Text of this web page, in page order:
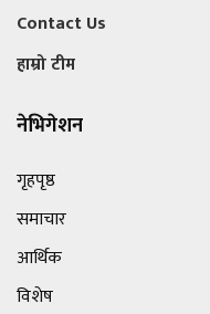
Contact Us
हाम्रो टीम
नेभिगेशन
गृहपृष्ठ
समाचार
आर्थिक
विशेष